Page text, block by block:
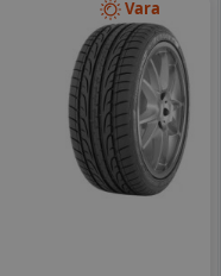
Vara